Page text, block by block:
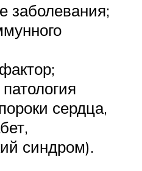
заболевания;
сердца,
синдром).